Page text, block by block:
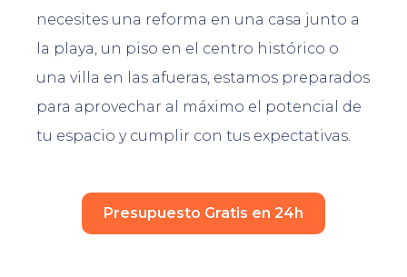
necesites una reforma en una casa junto a
la playa, un piso en el centro histórico o
una villa en las afueras, estamos preparados
para aprovechar al máximo el potencial de
tu espacio y cumplir con tus expectativas.
Presupuesto Gratis en 24h